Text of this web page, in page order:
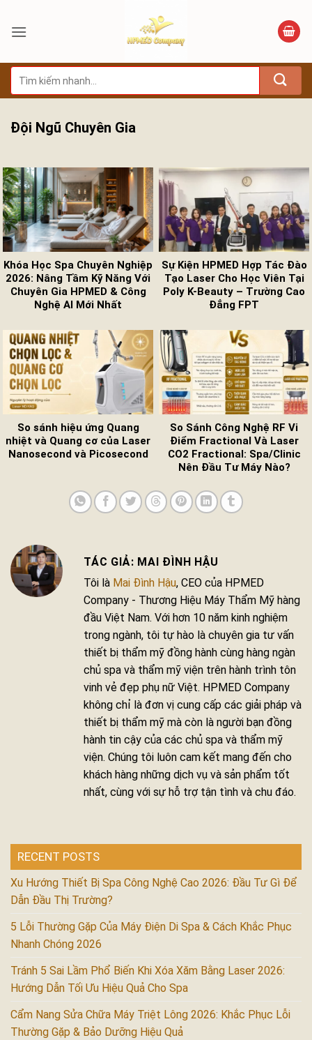
qua
dung
Tìm
kiếm:
Đội Ngũ Chuyên Gia
Khóa Học Spa Chuyên Nghiệp
2026: Nâng Tầm Kỹ Năng Với
Chuyên Gia HPMED & Công
Nghệ AI Mới Nhất
Sự Kiện HPMED Hợp Tác Đào
Tạo Laser Cho Học Viên Tại
Poly K-Beauty – Trường Cao
Đẳng FPT
So sánh hiệu ứng Quang
nhiệt và Quang cơ của Laser
Nanosecond và Picosecond
So Sánh Công Nghệ RF Vi
Điểm Fractional Và Laser
CO2 Fractional: Spa/Clinic
Nên Đầu Tư Máy Nào?
MAI ĐÌNH HẬU
Tôi là Mai Đình Hậu, CEO của HPMED
Company - Thương Hiệu Máy Thẩm Mỹ hàng
đầu Việt Nam. Với hơn 10 năm kinh nghiệm
trong ngành, tôi tự hào là chuyên gia tư vấn
thiết bị thẩm mỹ đồng hành cùng hàng ngàn
chủ spa và thẩm mỹ viện trên hành trình tôn
vinh vẻ đẹp phụ nữ Việt. HPMED Company
không chỉ là đơn vị cung cấp các giải pháp và
thiết bị thẩm mỹ mà còn là người bạn đồng
hành tin cậy của các chủ spa và thẩm mỹ
viện. Chúng tôi luôn cam kết mang đến cho
khách hàng những dịch vụ và sản phẩm tốt
nhất, cùng với sự hỗ trợ tận tình và chu đáo.
RECENT POSTS
Xu Hướng Thiết Bị Spa Công Nghệ Cao 2026: Đầu Tư Gì Để
Dẫn Đầu Thị Trường?
5 Lỗi Thường Gặp Của Máy Điện Di Spa & Cách Khắc Phục
Nhanh Chóng 2026
Tránh 5 Sai Lầm Phổ Biến Khi Xóa Xăm Bằng Laser 2026:
Hướng Dẫn Tối Ưu Hiệu Quả Cho Spa
Cẩm Nang Sửa Chữa Máy Triệt Lông 2026: Khắc Phục Lỗi
Thường Gặp & Bảo Dưỡng Hiệu Quả